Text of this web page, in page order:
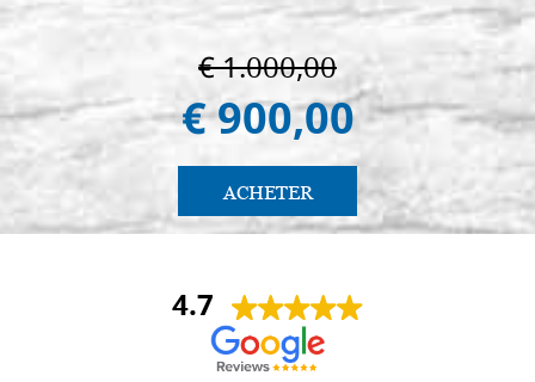
€ 1.000,00
€ 900,00
ACHETER
4.7